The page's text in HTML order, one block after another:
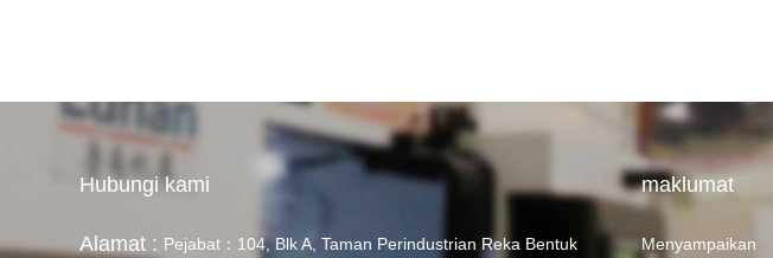
Hubungi kami
Alamat : Pejabat：104, Blk A, Taman Perindustrian Reka Bentuk
maklumat
Menyampaikan